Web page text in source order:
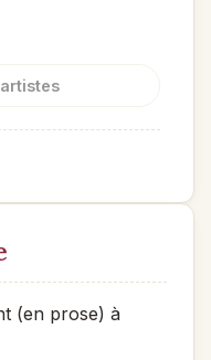
(en prose) à